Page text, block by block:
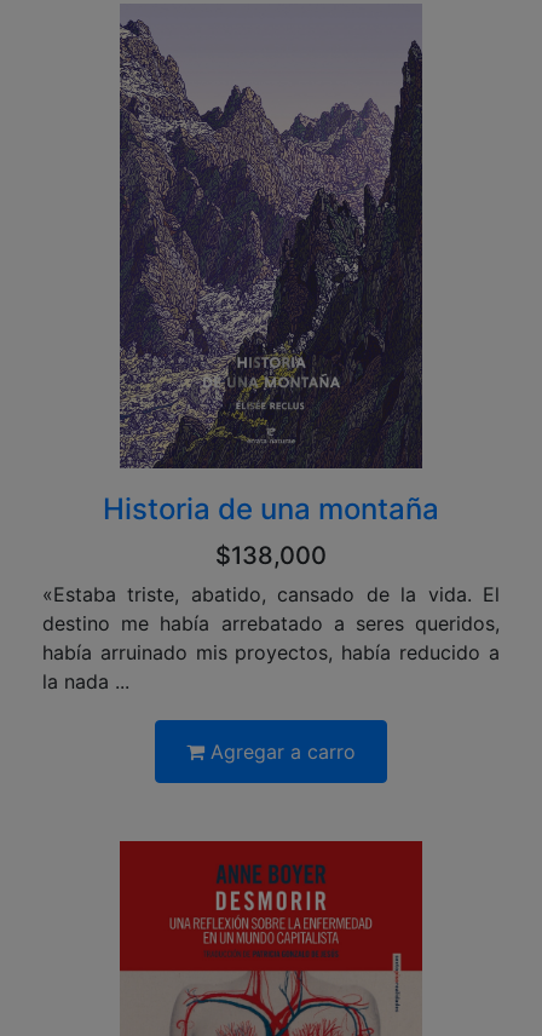
Historia de una montaña
$138,000
«Estaba triste, abatido, cansado de la vida. El
destino me había arrebatado a seres queridos,
había arruinado mis proyectos, había reducido a
la nada ...
Agregar a carro